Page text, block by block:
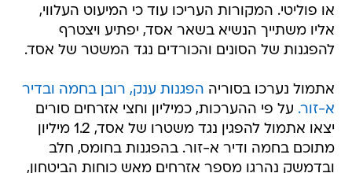
או פוליטי. המקורות העריכו עוד כי המיעוט העלווי,
אליו משתייך הנשיא בשאר אסד, יפתיע ויצטרף
להפגנות של הסונים והכורדים נגד המשטר של אסד.
אתמול נערכו בסוריה הפגנות ענק, רובן בחמה ובדיר
א-זור. על פי ההערכות, כמיליון וחצי אזרחים סורים
יצאו אתמול להפגין נגד משטרו של אסד, 1.2 מיליון
מתוכם בחמה ודיר א-זור. בהפגנות בחומס, חלב
ובדמשק נהרגו מספר אזרחים מאש כוחות הביטחון,